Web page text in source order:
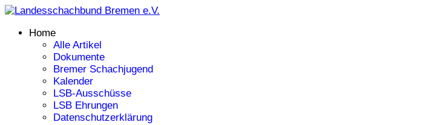
Home
Alle Artikel
Dokumente
Bremer Schachjugend
Kalender
LSB-Ausschüsse
LSB Ehrungen
Datenschutzerklärung